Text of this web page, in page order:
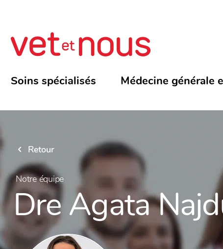
Soins spécialisés Médecine générale
Retour
Notre équipe
Dre Agata